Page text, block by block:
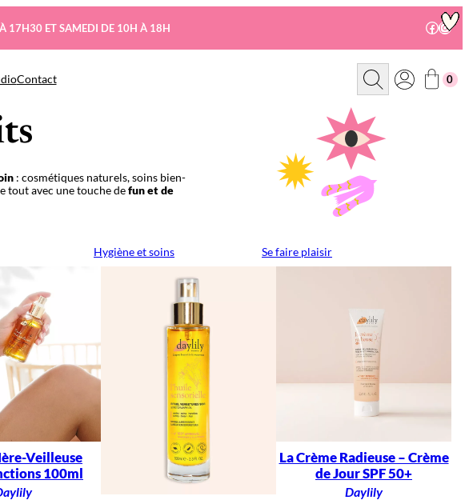
À 17H30 ET SAMEDI DE 10H À 18H
Contact
R
c
e
r
c
h
0
: cosmétiques naturels, soins bien-
tout avec une touche defun et de
Hygiène et soins Se faire plaisir
Veilleuse
100ml
La Crème Radieuse – Crème
de Jour SPF 50+
Daylily